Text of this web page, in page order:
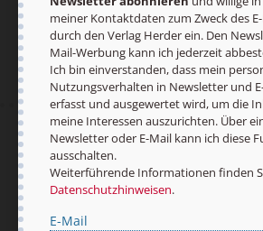
AGB und Widerrufsbelehrung
meiner Kontaktdaten zum Zweck des
durch den Verlag Herder ein. Den
Mail-Werbung kann ich jederzeit
Ich bin einverstanden, dass mein
Nutzungsverhalten in Newsletter und
erfasst und ausgewertet wird, um die
meine Interessen auszurichten. Über
Newsletter oder E-Mail kann ich diese
ausschalten.
Weiterführende Informationen finden
Datenschutzhinweisen.
E-Mail